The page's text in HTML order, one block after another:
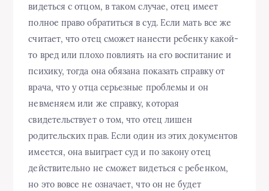
видеться с отцом, в таком случае, отец имеет
полное право обратиться в суд. Если мать все же
считает, что отец сможет нанести ребенку какой-
то вред или плохо повлиять на его воспитание и
психику, тогда она обязана показать справку от
врача, что у отца серьезные проблемы и он
невменяем или же справку, которая
свидетельствует о том, что отец лишен
родительских прав. Если один из этих документов
имеется, она выиграет суд и по закону отец
действительно не сможет видеться с ребенком,
но это вовсе не означает, что он не будет